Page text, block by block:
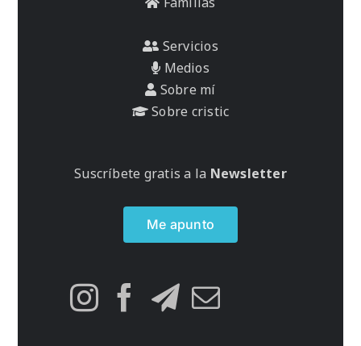
Servicios
Medios
Sobre mí
Sobre cristic
Suscríbete gratis a la Newsletter
Me apunto